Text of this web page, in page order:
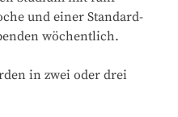
und einer Standard-
wöchentlich.
in zwei oder drei